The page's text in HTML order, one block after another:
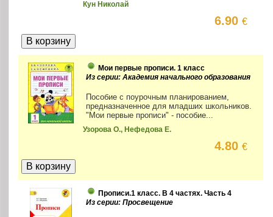
Кун Николай
6.90€
Мои первые прописи. 1 класс
Из серии: Академия начального образования
Пособие с поурочным планированием,
предназначенное для младших школьников.
"Мои первые прописи" - пособие...
Узорова О., Нефедова Е.
4.80€
Прописи.1 класс. В 4 частях. Часть 4
Из серии: Просвещение